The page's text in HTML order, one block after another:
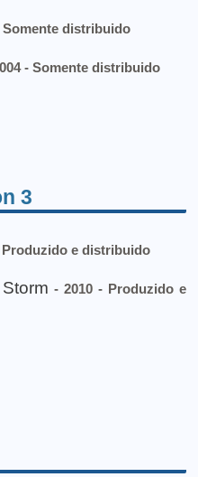
Somente distribuido
- Somente distribuido
3
Produzido e distribuido
- 2010 - Produzido e